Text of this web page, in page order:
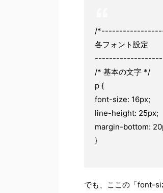
/
各フォント設定
/* 基本の文字 */
p {
font-size: 16px;
line-height: 25px;
margin-bottom:
}
でも、ここの「font-